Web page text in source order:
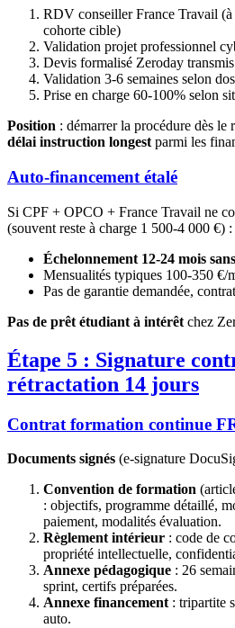
RDV conseiller France Travail (à
cohorte cible)
Validation projet professionnel
Devis formalisé Zeroday
Validation 3-6 semaines selon
Prise en charge 60-100% selon
Position : démarrer la procédure dès le
délai instruction longest parmi les
Auto-financement étalé
Si CPF + OPCO + France Travail ne
(souvent reste à charge 1 500-4 000 €) :
Échelonnement 12-24 mois
Mensualités typiques 100-350 €/
Pas de garantie demandée,
Pas de prêt étudiant à intérêt chez
Étape 5 : Signature
rétractation 14 jours
Contrat formation continue
Documents signés (e-signature
Convention de formation
: objectifs, programme détaillé,
paiement, modalités évaluation.
Règlement intérieur : code de
propriété intellectuelle,
Annexe pédagogique : 26
sprint, certifs préparées.
Annexe financement : tripartite
auto.